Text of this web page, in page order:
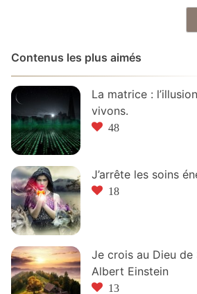
Contenus les plus aimés
La matrice :
vivons.
48
J’arrête les soins
18
Je crois au Dieu de
Albert Einstein
13